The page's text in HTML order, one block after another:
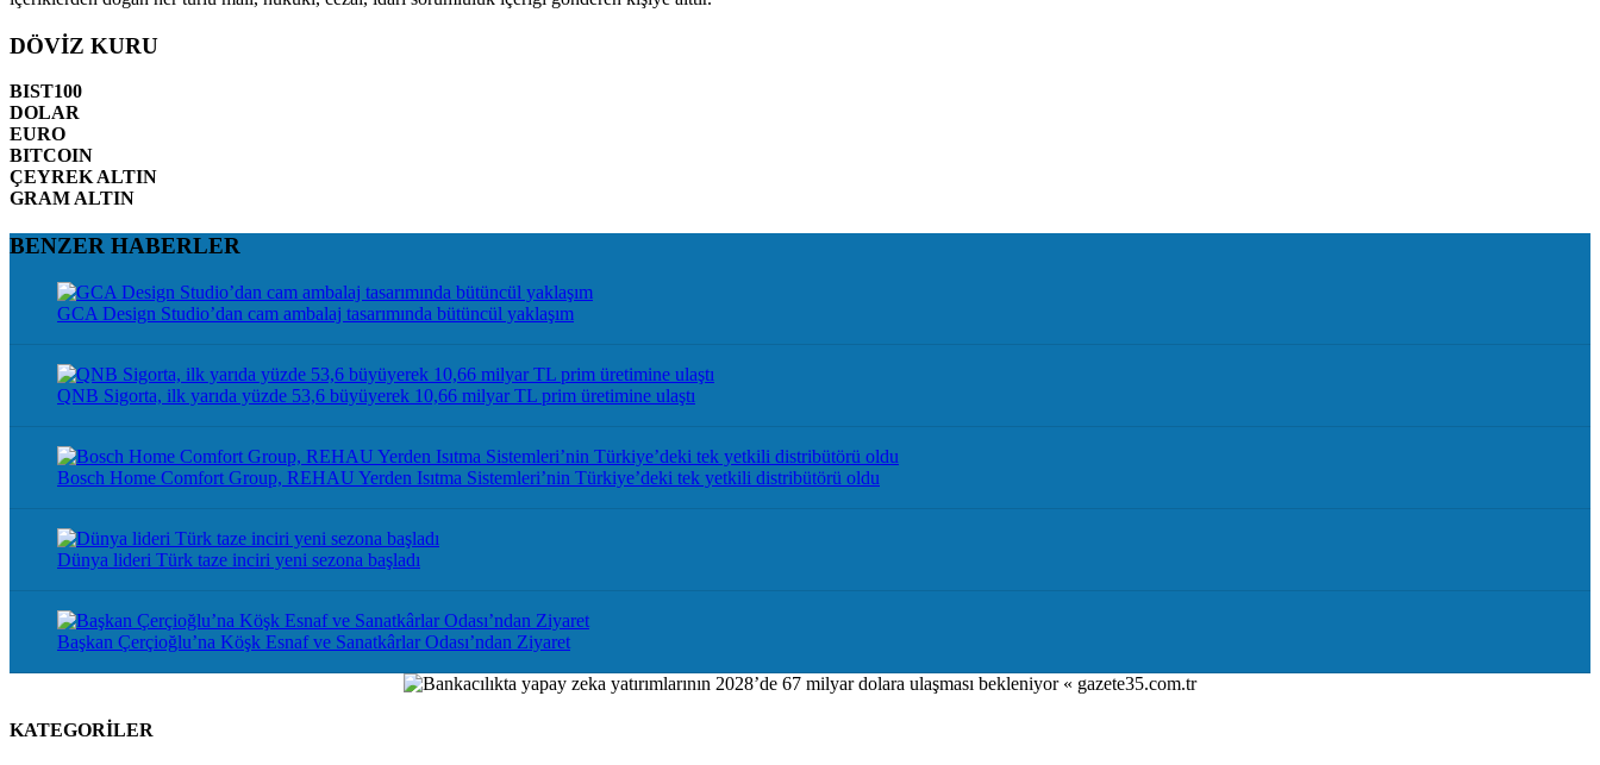
DÖVİZ KURU
BIST100
DOLAR
EURO
BITCOIN
ÇEYREK ALTIN
GRAM ALTIN
BENZER HABERLER
GCA Design Studio’dan cam ambalaj tasarımında bütüncül yaklaşım
QNB Sigorta, ilk yarıda yüzde 53,6 büyüyerek 10,66 milyar TL prim üretimine ulaştı
Bosch Home Comfort Group, REHAU Yerden Isıtma Sistemleri’nin Türkiye’deki tek yetkili distribütörü oldu
Dünya lideri Türk taze inciri yeni sezona başladı
Başkan Çerçioğlu’na Köşk Esnaf ve Sanatkârlar Odası’ndan Ziyaret
KATEGORİLER